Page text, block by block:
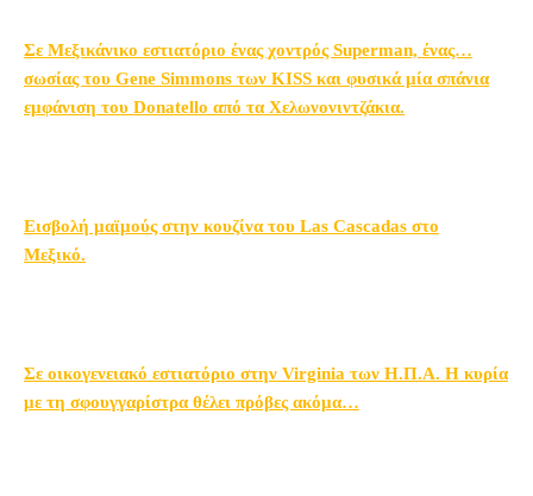
Σε Μεξικάνικο εστιατόριο ένας χοντρός Superman, ένας…
σωσίας του Gene Simmons των KISS και φυσικά μία σπάνια
εμφάνιση του Donatello από τα Χελωνονιντζάκια.
Εισβολή μαϊμούς στην κουζίνα του Las Cascadas στο
Μεξικό.
Σε οικογενειακό εστιατόριο στην Virginia των Η.Π.Α. Η κυρία
με τη σφουγγαρίστρα θέλει πρόβες ακόμα…